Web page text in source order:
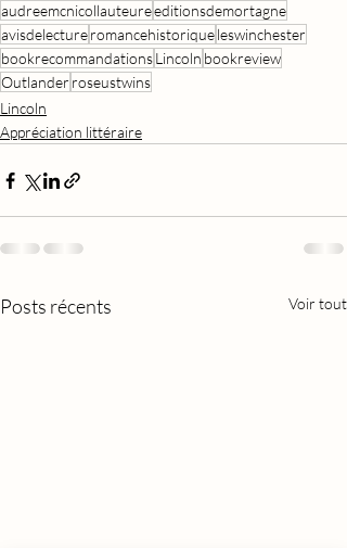
audreemcnicollauteureeditionsdemortagne
avisdelectureromancehistoriqueleswinchester
bookrecommandationsLincoln bookreview
Outlander roseustwins
Lincoln
Appréciation littéraire
Posts récents Voir tout